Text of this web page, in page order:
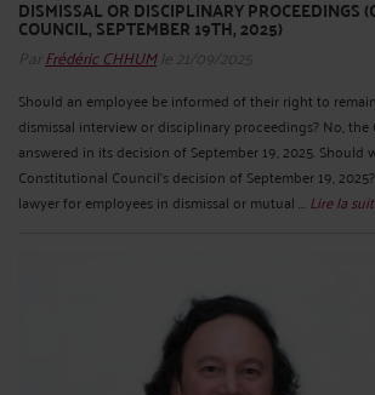
DISMISSAL OR DISCIPLINARY PROCEEDINGS
COUNCIL, SEPTEMBER 19TH, 2025)
Par Frédéric CHHUMle 21/09/2025
Should an employee be informed of their right to
dismissal interview or disciplinary proceedings? No,
answered in its decision of September 19, 2025.
Constitutional Council's decision of September 19,
lawyer for employees in dismissal or mutual ... Lire la